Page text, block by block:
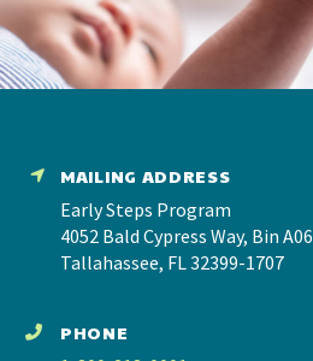
MAILING ADDRESS
Early Steps Program
4052 Bald Cypress Way, Bin A06
Tallahassee, FL 32399-1707
PHONE